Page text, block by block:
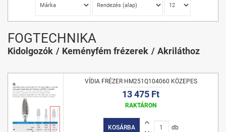
FOGTECHNIKA
Kidolgozók Keményfém frézerek Akriláthoz
VÍDIA FRÉZER HM251Q104060 KÖZEPES
13 475 Ft
RAKTÁRON
KOSÁRBA db